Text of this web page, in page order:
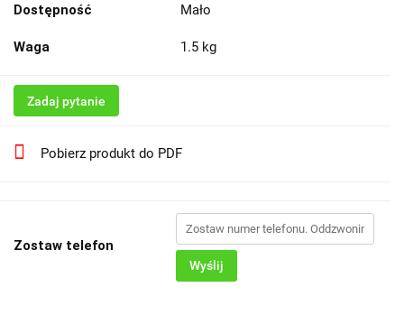
Dostępność Mało
Waga 1.5 kg
Zadaj pytanie
Pobierz produkt do PDF
Zostaw telefon
Wyślij